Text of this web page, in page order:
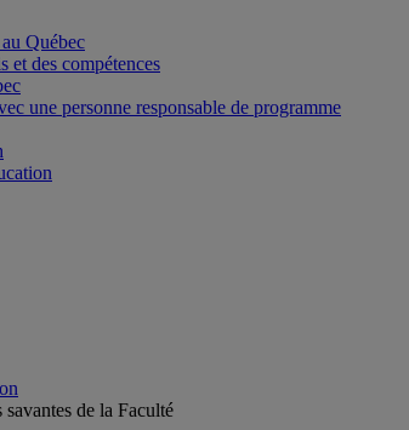
Québec
et des compétences
une personne responsable de programme
de la Faculté